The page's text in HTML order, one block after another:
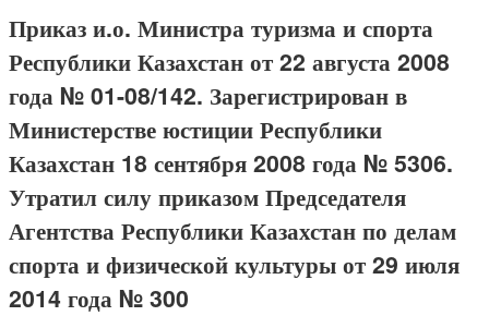
Приказ и.о. Министра туризма и спорта
Республики Казахстан от 22 августа 2008
года № 01-08/142. Зарегистрирован в
Министерстве юстиции Республики
Казахстан 18 сентября 2008 года № 5306.
Утратил силу приказом Председателя
Агентства Республики Казахстан по делам
спорта и физической культуры от 29 июля
2014 года № 300